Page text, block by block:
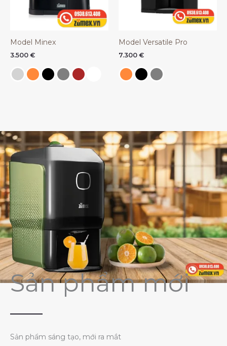
Model Minex
3.500 €
Model Versatile Pro
7.300 €
Sản phẩm mới
Sản phẩm sáng tạo, mới ra mắt